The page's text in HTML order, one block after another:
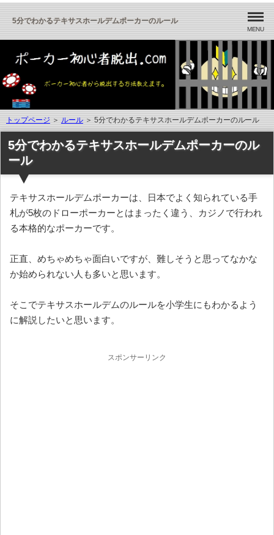
5分でわかるテキサスホールデムポーカーのルール
MENU
トップページ ＞ ルール＞ 5分でわかるテキサスホールデムポーカーのルール
5分でわかるテキサスホールデムポーカーのル
ール
テキサスホールデムポーカーは、日本でよく知られている手
札が5枚のドローポーカーとはまったく違う、カジノで行われ
る本格的なポーカーです。
正直、めちゃめちゃ面白いですが、難しそうと思ってなかな
か始められない人も多いと思います。
そこでテキサスホールデムのルールを小学生にもわかるよう
に解説したいと思います。
スポンサーリンク